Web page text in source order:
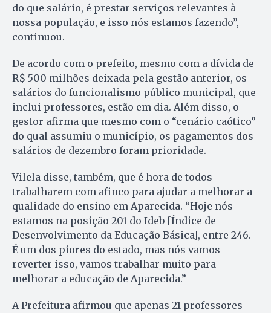
do que salário, é prestar serviços relevantes à
nossa população, e isso nós estamos fazendo”,
continuou.
De acordo com o prefeito, mesmo com a dívida de
R$ 500 milhões deixada pela gestão anterior, os
salários do funcionalismo público municipal, que
inclui professores, estão em dia. Além disso, o
gestor afirma que mesmo com o “cenário caótico”
do qual assumiu o município, os pagamentos dos
salários de dezembro foram prioridade.
Vilela disse, também, que é hora de todos
trabalharem com afinco para ajudar a melhorar a
qualidade do ensino em Aparecida. “Hoje nós
estamos na posição 201 do Ideb [Índice de
Desenvolvimento da Educação Básica], entre 246.
É um dos piores do estado, mas nós vamos
reverter isso, vamos trabalhar muito para
melhorar a educação de Aparecida.”
A Prefeitura afirmou que apenas 21 professores